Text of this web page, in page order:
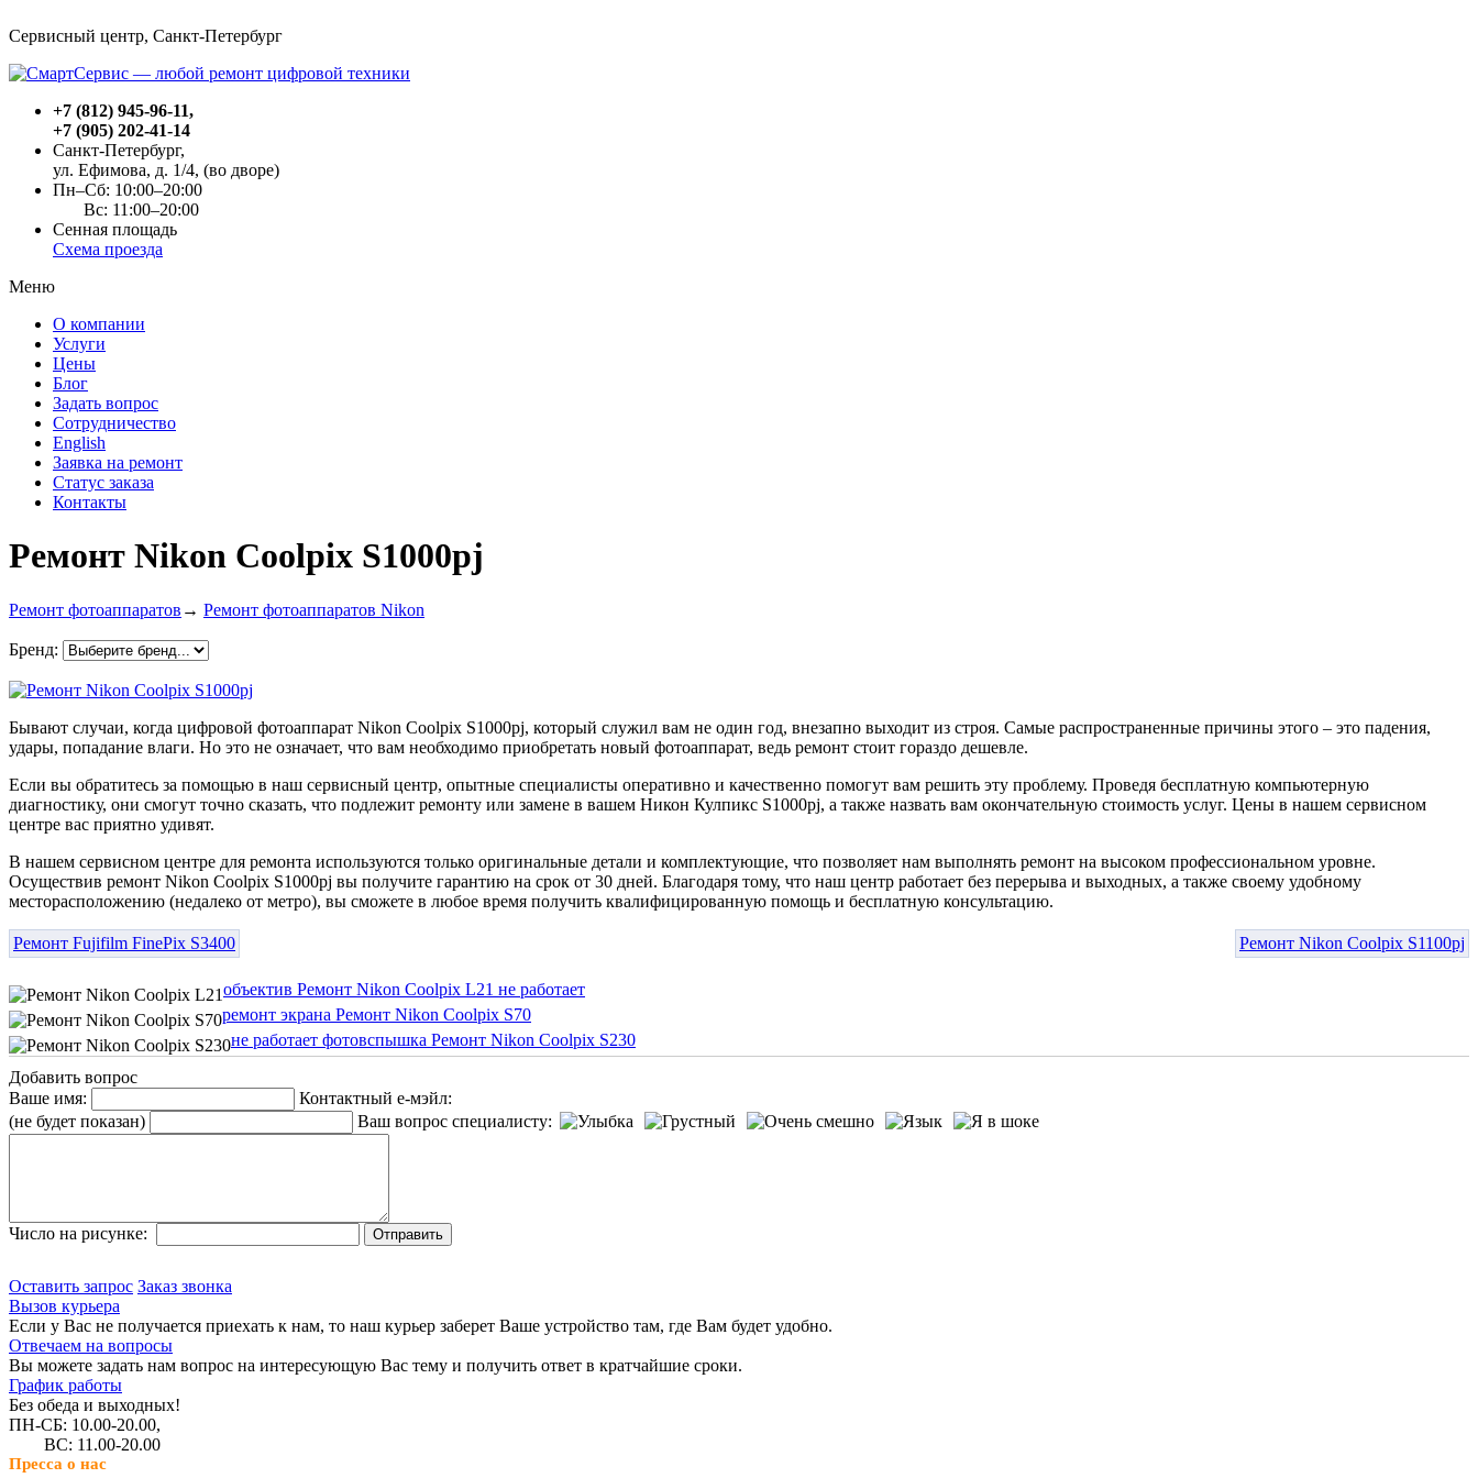
Сервисный центр, Cанкт-Петербург
+7 (812) 945-96-11,
+7 (905) 202-41-14
Санкт-Петербург,
ул. Ефимова, д. 1/4, (во дворе)
Пн–Сб: 10:00–20:00
Вс: 11:00–20:00
Сенная площадь
Схема проезда
Меню
О компании
Услуги
Цены
Блог
Задать вопрос
Сотрудничество
English
Заявка на ремонт
Статус заказа
Контакты
Ремонт Nikon Coolpix S1000pj
Ремонт фотоаппаратов → Ремонт фотоаппаратов Nikon
Бренд:
Бывают случаи, когда цифровой фотоаппарат Nikon Coolpix S1000pj, который служил вам не один год, внезапно выходит из строя. Самые распространенные причины этого – это падения,
удары, попадание влаги. Но это не означает, что вам необходимо приобретать новый фотоаппарат, ведь ремонт стоит гораздо дешевле.
Если вы обратитесь за помощью в наш сервисный центр, опытные специалисты оперативно и качественно помогут вам решить эту проблему. Проведя бесплатную компьютерную
диагностику, они смогут точно сказать, что подлежит ремонту или замене в вашем Никон Кулпикс S1000pj, а также назвать вам окончательную стоимость услуг. Цены в нашем сервисном
центре вас приятно удивят.
В нашем сервисном центре для ремонта используются только оригинальные детали и комплектующие, что позволяет нам выполнять ремонт на высоком профессиональном уровне.
Осуществив ремонт Nikon Coolpix S1000pj вы получите гарантию на срок от 30 дней. Благодаря тому, что наш центр работает без перерыва и выходных, а также своему удобному
месторасположению (недалеко от метро), вы сможете в любое время получить квалифицированную помощь и бесплатную консультацию.
Ремонт Fujifilm FinePix S3400 Ремонт Nikon Coolpix S1100pj
объектив Ремонт Nikon Coolpix L21 не работает
ремонт экрана Ремонт Nikon Coolpix S70
не работает фотовспышка Ремонт Nikon Coolpix S230
Добавить вопрос
Ваше имя:
Контактный е-мэйл:
(не будет показан)
Ваш вопрос специалисту:
Число на рисунке:
Оставить запрос Заказ звонка
Вызов курьера
Если у Вас не получается приехать к нам, то наш курьер заберет Ваше устройство там, где Вам будет удобно.
Отвечаем на вопросы
Вы можете задать нам вопрос на интересующую Вас тему и получить ответ в кратчайшие сроки.
График работы
Без обеда и выходных!
ПН-СБ: 10.00-20.00,
ВС: 11.00-20.00
Пресса о нас